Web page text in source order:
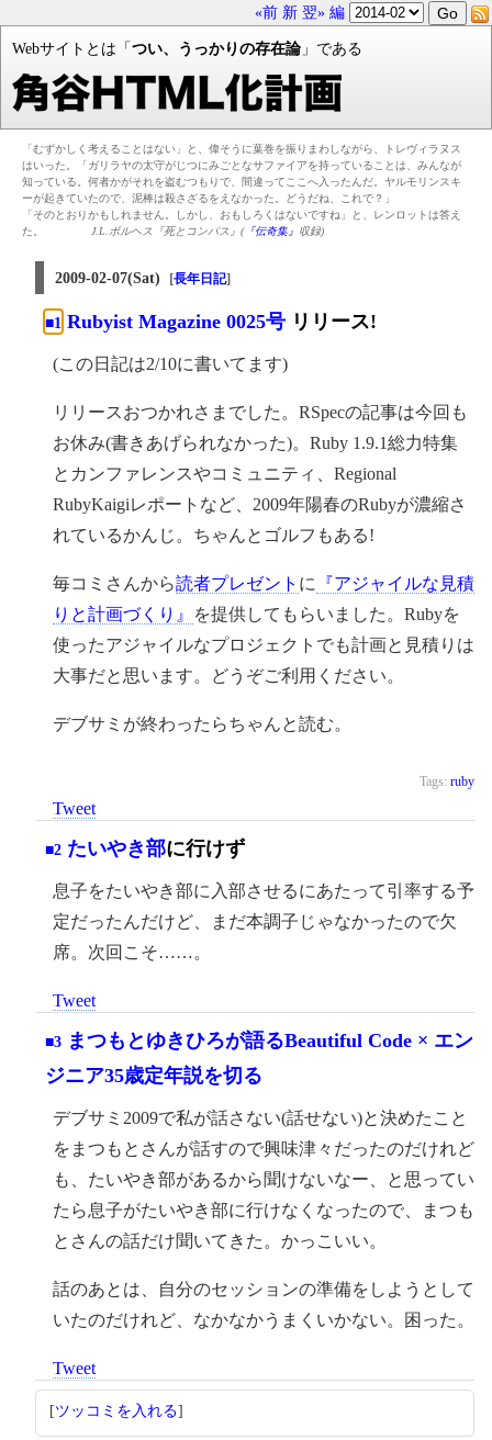
«前 新 翌» 編
Webサイトとは「 つい、うっかりの存在論」である
「むずかしく考えることはない」と、偉そうに葉巻を振りまわしながら、トレヴィラヌス
はいった。「ガリラヤの太守がじつにみごとなサファイアを持っていることは、みんなが
知っている。何者かがそれを盗むつもりで、間違ってここへ入ったんだ。ヤルモリンスキ
ーが起きていたので、泥棒は殺さざるをえなかった。どうだね、これで？」
「そのとおりかもしれません。しかし、おもしろくはないですね」と、レンロットは答え
た。
J.L.ボルヘス『死とコンパス』(『伝奇集』 収録)
2009-02-07(Sat) [長年日記]
■1 Rubyist Magazine 0025号 リリース!
(この日記は2/10に書いてます)
リリースおつかれさまでした。RSpecの記事は今回も
お休み(書きあげられなかった)。Ruby 1.9.1総力特集
とカンファレンスやコミュニティ、Regional
RubyKaigiレポートなど、2009年陽春のRubyが濃縮さ
れているかんじ。ちゃんとゴルフもある!
毎コミさんから読者プレゼント に
『アジャイルな見積
りと計画づくり』
を提供してもらいました。Rubyを
使ったアジャイルなプロジェクトでも計画と見積りは
大事だと思います。どうぞご利用ください。
デブサミが終わったらちゃんと読む。
Tags: ruby
Tweet
■2 たいやき部に行けず
息子をたいやき部に入部させるにあたって引率する予
定だったんだけど、まだ本調子じゃなかったので欠
席。次回こそ……。
Tweet
■3 まつもとゆきひろが語るBeautiful Code × エン
ジニア35歳定年説を切る
デブサミ2009で私が話さない(話せない)と決めたこと
をまつもとさんが話すので興味津々だったのだけれど
も、たいやき部があるから聞けないなー、と思ってい
たら息子がたいやき部に行けなくなったので、まつも
とさんの話だけ聞いてきた。かっこいい。
話のあとは、自分のセッションの準備をしようとして
いたのだけれど、なかなかうまくいかない。困った。
Tweet
[ツッコミを入れる]